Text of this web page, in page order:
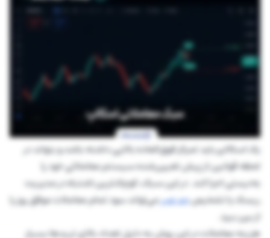
یک اسکالپر باید تمرکز فوق‌العاده بالایی داشته باشد و بتواند در
لحظه قوانین از پیش تعیین‌شده سیستم معاملاتی خود را
به‌درستی اجرا کند. در این سبک، کوچک‌ترین اشتباه در مدیریت
ریسک یا تشخیصحد ضررمی‌تواند سود تمام معاملات موفق روز را
از بین ببرد.
هزینه معاملات در این روش به دلیل تعداد بالای تریدها بسیار